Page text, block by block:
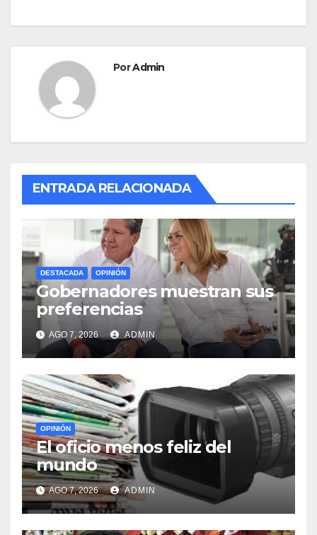
o
k
o
tir
PorAdmin
ENTRADA RELACIONADA
DESTACADA OPINIÓN
Gobernadores muestran sus
preferencias
AGO 7, 2026 ADMIN
OPINIÓN
El oficio menos feliz del
mundo
AGO 7, 2026 ADMIN